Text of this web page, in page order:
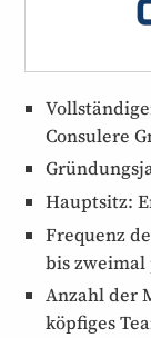
Consulere
Hauptsitz:
Frequenz
bis zweimal
Anzahl der
köpfiges